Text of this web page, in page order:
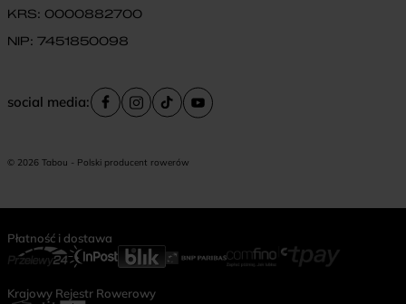
KRS: 0000882700
NIP: 7451850098
social media:
© 2026 Tabou - Polski producent rowerów
Płatność i dostawa
Krajowy Rejestr Rowerowy